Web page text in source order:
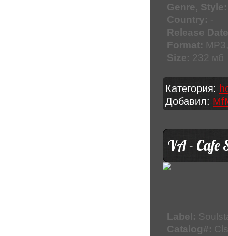
Genre, Style:
Country: -
Release
Format:
Size: 232 мб
Категория:
Добавил:
VA - Cafe
Label:
Catalog#: